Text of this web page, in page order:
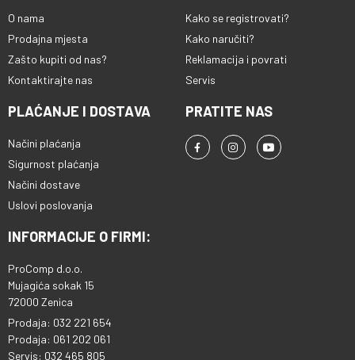
O nama
Prodajna mjesta
Zašto kupiti od nas?
Kontaktirajte nas
Kako se registrovati?
Kako naručiti?
Reklamacija i povrati
Servis
PLAĆANJE I DOSTAVA
Načini plaćanja
Sigurnost plaćanja
Načini dostave
Uslovi poslovanja
PRATITE NAS
INFORMACIJE O FIRMI:
ProComp d.o.o.
Mujagića sokak 15
72000 Zenica
Prodaja: 032 221 654
Prodaja: 061 202 061
Servis: 032 465 805